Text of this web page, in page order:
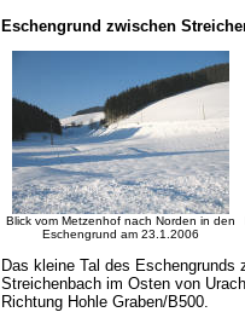
Eschengrund zwischen
Blick vom Metzenhof nach Norden in den
Eschengrund am 23.1.2006
Das kleine Tal des Eschengrunds
Streichenbach im Osten von
Richtung Hohle Graben/B500.